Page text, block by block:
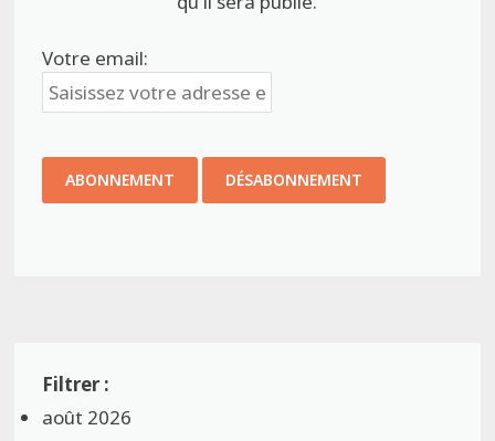
Votre email:
août 2026